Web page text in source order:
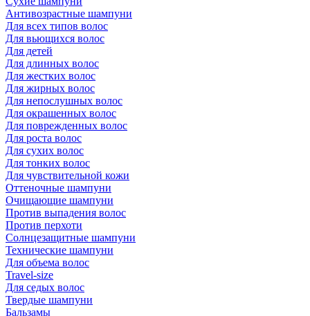
Антивозрастные шампуни
Для всех типов волос
Для вьющихся волос
Для детей
Для длинных волос
Для жестких волос
Для жирных волос
Для непослушных волос
Для окрашенных волос
Для поврежденных волос
Для роста волос
Для сухих волос
Для тонких волос
Для чувствительной кожи
Оттеночные шампуни
Очищающие шампуни
Против выпадения волос
Против перхоти
Солнцезащитные шампуни
Технические шампуни
Для объема волос
Travel-size
Для седых волос
Твердые шампуни
Бальзамы